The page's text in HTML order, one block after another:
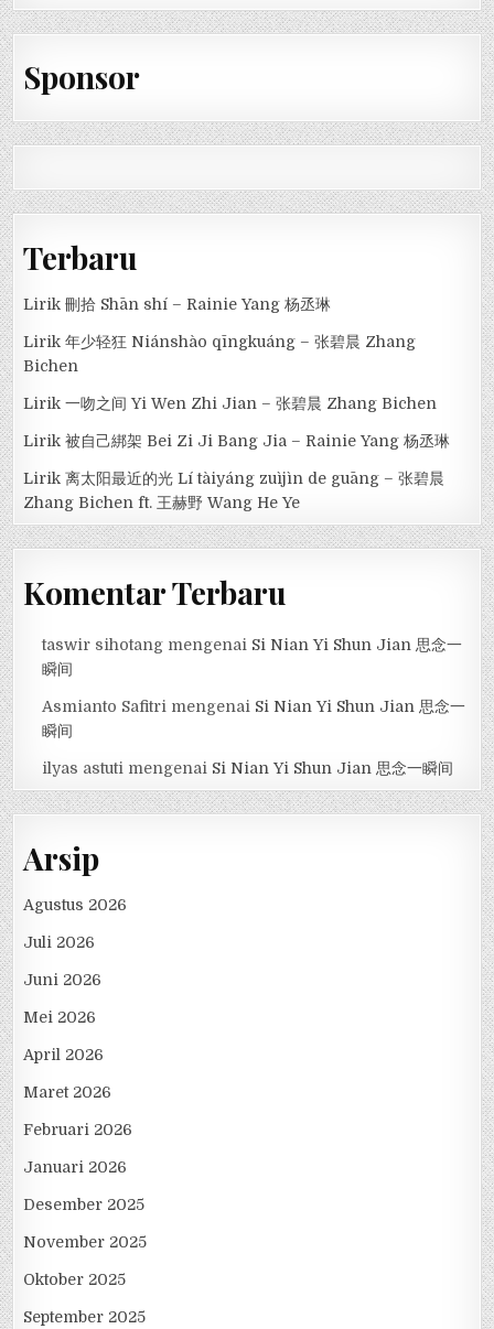
Sponsor
Terbaru
Lirik 刪拾 Shān shí – Rainie Yang 杨丞琳
Lirik 年少轻狂 Niánshào qīngkuáng – 张碧晨 Zhang
Bichen
Lirik 一吻之间 Yi Wen Zhi Jian – 张碧晨 Zhang Bichen
Lirik 被自己綁架 Bei Zi Ji Bang Jia – Rainie Yang 杨丞琳
Lirik 离太阳最近的光 Lí tàiyáng zuìjìn de guāng – 张碧晨
Zhang Bichen ft. 王赫野 Wang He Ye
Komentar Terbaru
taswir sihotang mengenai Si Nian Yi Shun Jian 思念一
瞬间
Asmianto Safitri mengenai Si Nian Yi Shun Jian 思念一
瞬间
ilyas astuti mengenai Si Nian Yi Shun Jian 思念一瞬间
Arsip
Agustus 2026
Juli 2026
Juni 2026
Mei 2026
April 2026
Maret 2026
Februari 2026
Januari 2026
Desember 2025
November 2025
Oktober 2025
September 2025